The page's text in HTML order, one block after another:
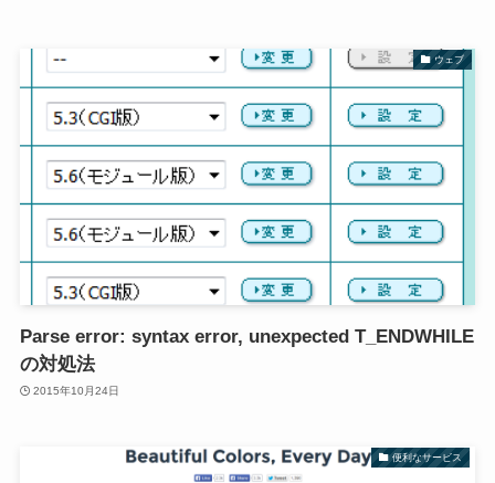
ウェブ
Parse error: syntax error, unexpected T_ENDWHILE
の対処法
2015年10月24日
便利なサービス